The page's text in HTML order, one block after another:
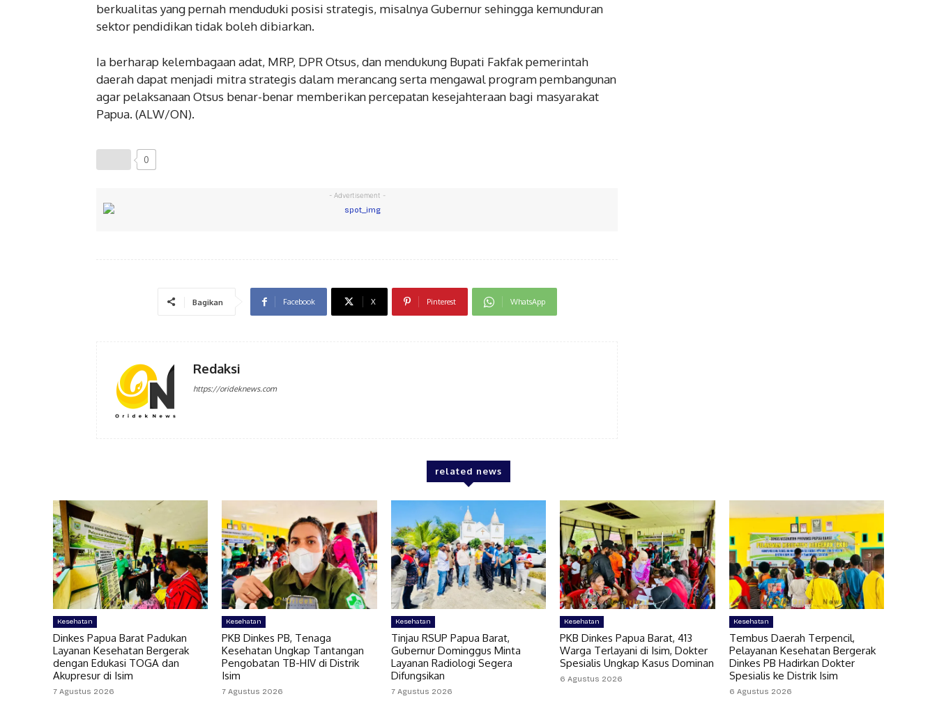
berkualitas yang pernah menduduki posisi strategis, misalnya Gubernur sehingga kemunduran
sektor pendidikan tidak boleh dibiarkan.
Ia berharap kelembagaan adat, MRP, DPR Otsus, dan mendukung Bupati Fakfak pemerintah
daerah dapat menjadi mitra strategis dalam merancang serta mengawal program pembangunan
agar pelaksanaan Otsus benar-benar memberikan percepatan kesejahteraan bagi masyarakat
Papua. (ALW/ON).
0
- Advertisement -
Bagikan Facebook X Pinterest WhatsApp
Redaksi
https://orideknews.com
related news
Kesehatan
Dinkes Papua Barat Padukan
Layanan Kesehatan Bergerak
dengan Edukasi TOGA dan
Akupresur di Isim
7 Agustus 2026
Kesehatan
PKB Dinkes PB, Tenaga
Kesehatan Ungkap Tantangan
Pengobatan TB-HIV di Distrik
Isim
7 Agustus 2026
Kesehatan
Tinjau RSUP Papua Barat,
Gubernur Dominggus Minta
Layanan Radiologi Segera
Difungsikan
7 Agustus 2026
Kesehatan
PKB Dinkes Papua Barat, 413
Warga Terlayani di Isim, Dokter
Spesialis Ungkap Kasus Dominan
6 Agustus 2026
Kesehatan
Tembus Daerah Terpencil,
Pelayanan Kesehatan Bergerak
Dinkes PB Hadirkan Dokter
Spesialis ke Distrik Isim
6 Agustus 2026